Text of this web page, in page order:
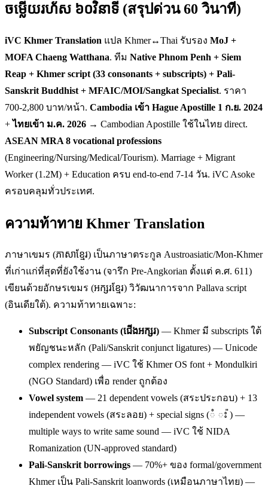
ចម្លើយរហ័ស ៦០វិនាទី (สรุปด่วน 60 วินาที)
iVC Khmer Translation แปล Khmer↔Thai รับรอง MoJ +
MOFA Chaeng Watthana. ทีม Native Phnom Penh + Siem
Reap + Khmer script (33 consonants + subscripts) + Pali-
Sanskrit Buddhist + MFAIC/MOI/Sangkat Specialist. ราคา
700-2,800 บาท/หน้า. Cambodia เข้า Hague Apostille 1 ก.ย. 2024
+ไทยเข้า ม.ค. 2026 → Cambodian Apostille ใช้ในไทย direct.
ASEAN MRA 8 vocational professions
(Engineering/Nursing/Medical/Tourism). Marriage + Migrant
Worker (1.2M) + Education ครบ end-to-end 7-14 วัน. iVC Asoke
ครอบคลุมทั่วประเทศ.
ความท้าทาย Khmer Translation
ภาษาเขมร (ភាសាខ្មែរ) เป็นภาษาตระกูล Austroasiatic/Mon-Khmer
ที่เก่าแก่ที่สุดที่ยังใช้งาน (จารึก Pre-Angkorian ตั้งแต่ ค.ศ. 611)
เขียนด้วยอักษรเขมร (អក្សរខ្មែរ) วิวัฒนาการจาก Pallava script
(อินเดียใต้). ความท้าทายเฉพาะ:
Subscript Consonants (ជើងអក្សរ) — Khmer มี subscripts ใต้
พยัญชนะหลัก (Pali/Sanskrit conjunct ligatures) — Unicode
complex rendering — iVC ใช้ Khmer OS font + Mondulkiri
(NGO Standard) เพื่อ render ถูกต้อง
Vowel system — 21 dependent vowels (สระประกอบ) + 13
independent vowels (สระลอย) + special signs (ំ ះ ៉) —
multiple ways to write same sound — iVC ใช้ NIDA
Romanization (UN-approved standard)
Pali-Sanskrit borrowings — 70%+ ของ formal/government
Khmer เป็น Pali-Sanskrit loanwords (เหมือนภาษาไทย) —